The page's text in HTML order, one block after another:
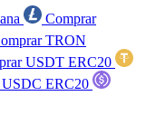
Comprar
TRON
USDT ERC20
ERC20